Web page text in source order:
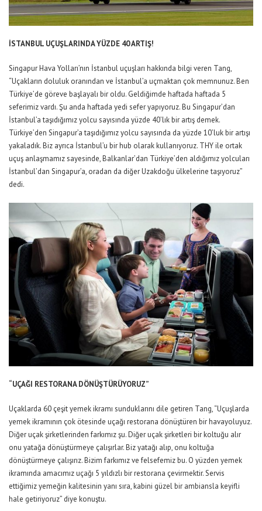
İSTANBUL UÇUŞLARINDA YÜZDE 40 ARTIŞ!
Singapur Hava Yolları’nın İstanbul uçuşları hakkında bilgi veren Tang,
“Uçakların doluluk oranından ve İstanbul’a uçmaktan çok memnunuz. Ben
Türkiye’de göreve başlayalı bir oldu. Geldiğimde haftada haftada 5
seferimiz vardı. Şu anda haftada yedi sefer yapıyoruz. Bu Singapur’dan
İstanbul’a taşıdığımız yolcu sayısında yüzde 40’lık bir artış demek.
Türkiye’den Singapur’a taşıdığımız yolcu sayısında da yüzde 10’luk bir artışı
yakaladık. Biz ayrıca İstanbul’u bir hub olarak kullanıyoruz. THY ile ortak
uçuş anlaşmamız sayesinde, Balkanlar’dan Türkiye’den aldığımız yolcuları
İstanbul’dan Singapur’a, oradan da diğer Uzakdoğu ülkelerine taşıyoruz”
dedi.
“UÇAĞI RESTORANA DÖNÜŞTÜRÜYORUZ”
Uçaklarda 60 çeşit yemek ikramı sunduklarını dile getiren Tang, “Uçuşlarda
yemek ikramının çok ötesinde uçağı restorana dönüştüren bir havayoluyuz.
Diğer uçak şirketlerinden farkımız şu. Diğer uçak şirketleri bir koltuğu alır
onu yatağa dönüştürmeye çalışırlar. Biz yatağı alıp, onu koltuğa
dönüştürmeye çalışırız. Bizim farkımız ve felsefemiz bu. O yüzden yemek
ikramında amacımız uçağı 5 yıldızlı bir restorana çevirmektir. Servis
ettiğimiz yemeğin kalitesinin yanı sıra, kabini güzel bir ambiansla keyifli
hale getiriyoruz” diye konuştu.